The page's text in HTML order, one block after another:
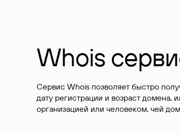
Whois
Сервис Whois позволяет быстро
дату регистрации и возраст домена,
организацией или человеком, чей